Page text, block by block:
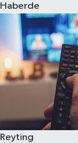
Haberde
Reyting